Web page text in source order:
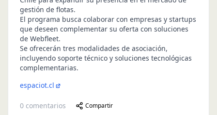
gestión de flotas.
El programa busca colaborar con empresas y startups
que deseen complementar su oferta con soluciones
de Webfleet.
Se ofrecerán tres modalidades de asociación,
incluyendo soporte técnico y soluciones tecnológicas
complementarias.
espaciot.cl
0 comentarios Compartir